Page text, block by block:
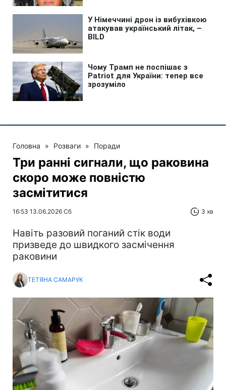
Головна » Розваги » Поради
Три ранні сигнали, що раковина
скоро може повністю
засмітитися
16:53 13.06.2026 Сб 3 хв
Навіть разовий поганий стік води
призведе до швидкого засмічення
раковини
ТЕТЯНА САМАРУК